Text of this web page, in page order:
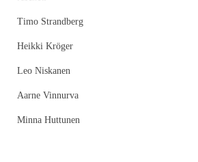
Timo Strandberg
Heikki Kröger
Leo Niskanen
Aarne Vinnurva
Minna Huttunen